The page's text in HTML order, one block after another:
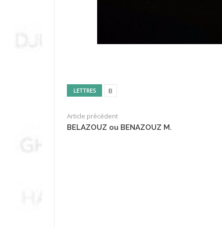
LETTRES B
Article précédent
BELAZOUZ ou BENAZOUZ M.